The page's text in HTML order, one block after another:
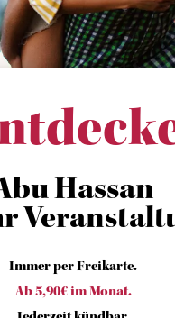
Hassan
Immer per Freikarte.
Ab 5,90€ im Monat.